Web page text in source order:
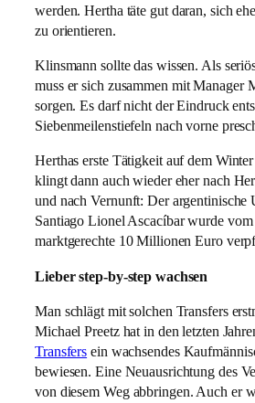
werden. Hertha täte gut daran, sich
zu orientieren.
Klinsmann sollte das wissen. Als
muss er sich zusammen mit Manager
sorgen. Es darf nicht der Eindruck
Siebenmeilenstiefeln nach vorne
Herthas erste Tätigkeit auf dem
klingt dann auch wieder eher nach
und nach Vernunft: Der argentinische
Santiago Lionel Ascacíbar wurde
marktgerechte 10 Millionen Euro
Lieber step-by-step wachsen
Man schlägt mit solchen Transfers
Michael Preetz hat in den letzten
Transfers ein wachsendes
bewiesen. Eine Neuausrichtung des
von diesem Weg abbringen. Auch er